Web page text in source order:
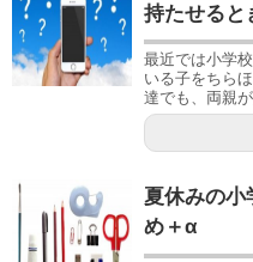
持たせると
最近では小学
いる子をちら
達でも、両親
夏休みの小
め＋α